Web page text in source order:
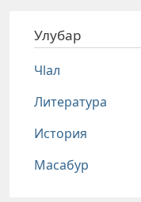
Улубар
Чlал
Литература
История
Масабур